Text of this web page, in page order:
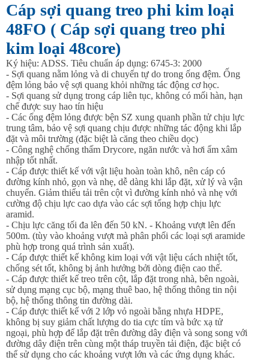
Cáp sợi quang treo phi kim loại
48FO ( Cáp sợi quang treo phi
kim loại 48core)
Ký hiệu: ADSS. Tiêu chuẩn áp dụng: 6745-3: 2000
- Sợi quang nằm lỏng và di chuyển tự do trong ống đệm. Ống
đệm lỏng bảo vệ sợi quang khỏi những tác động cơ học.
- Sợi quang sử dụng trong cáp liên tục, không có mối hàn, hạn
chế được suy hao tín hiệu
- Các ống đệm lỏng được bện SZ xung quanh phần tử chịu lực
trung tâm, bảo vệ sợi quang chịu được những tác động khi lắp
đặt và môi trường (đặc biệt là căng theo chiều dọc)
- Công nghệ chống thấm Drycore, ngăn nước và hơi ẩm xâm
nhập tốt nhất.
- Cáp được thiết kế với vật liệu hoàn toàn khô, nên cáp có
đường kính nhỏ, gọn và nhẹ, dễ dàng khi lắp đặt, xử lý và vận
chuyển. Giảm thiểu tải trên cột vì đường kính nhỏ và nhẹ với
cường độ chịu lực cao dựa vào các sợi tổng hợp chịu lực
aramid.
- Chịu lực căng tối đa lên đến 50 kN. - Khoảng vượt lên đến
500m. (tùy vào khoảng vượt mà phân phối các loại sợi aramide
phù hợp trong quá trình sản xuất).
- Cáp được thiết kế không kim loại với vật liệu cách nhiệt tốt,
chống sét tốt, không bị ảnh hưởng bởi dòng điện cao thế.
- Cáp được thiết kế treo trên cột, lắp đặt trong nhà, bên ngoài,
sử dụng mạng cục bộ, mạng thuê bao, hệ thống thông tin nội
bộ, hệ thống thông tin đường dài.
- Cáp được thiết kế với 2 lớp vỏ ngoài bằng nhựa HDPE,
không bị suy giảm chất lượng do tia cực tím và bức xạ tử
ngoại, phù hợp để lắp đặt trên đường dây điện và song song với
đường dây điện trên cùng một tháp truyền tải điện, đặc biệt có
thể sử dụng cho các khoảng vượt lớn và các ứng dụng khác.